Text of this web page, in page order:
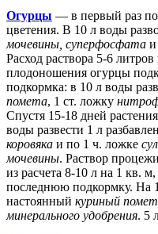
Огурцы — в первый раз
цветения. В 10 л воды
мочевины, суперфосфата и
Расход раствора 5-6
плодоношения огурцы
подкормка: в 10 л воды
помета, 1 ст. ложку
Спустя 15-18 дней
воды развести 1 л
коровяка и по 1 ч. ложке
мочевины. Раствор
из расчета 8-10 л на 1 кв.
последнюю подкормку. На
настоянный куриный помет
минерального удобрения. 5